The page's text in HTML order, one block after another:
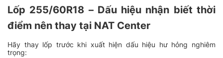
Lốp 255/60R18 – Dấu hiệu nhận biết thời
điểm nên thay tại NAT Center
Hãy thay lốp trước khi xuất hiện dấu hiệu hư hỏng nghiêm
trọng: